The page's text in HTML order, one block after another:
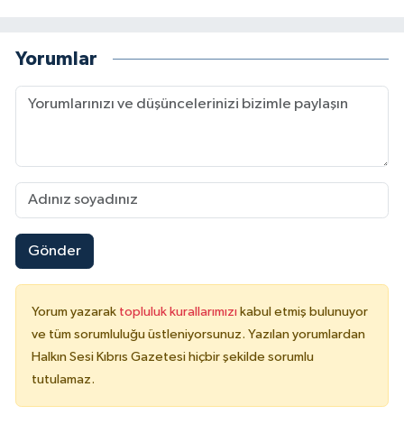
Yorumlar
Gönder
Yorum yazarak topluluk kurallarımızı kabul etmiş bulunuyor
ve tüm sorumluluğu üstleniyorsunuz. Yazılan yorumlardan
Halkın Sesi Kıbrıs Gazetesi hiçbir şekilde sorumlu
tutulamaz.